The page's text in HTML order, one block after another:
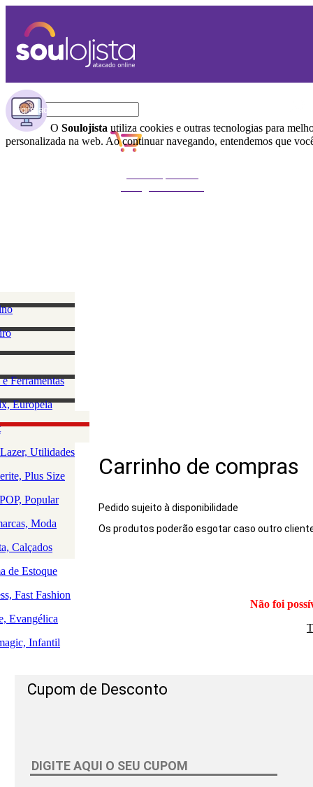
O Soulojista utiliza cookies e outras tecnologias para
personalizada na web. Ao continuar navegando, entendemos que
Acessórios
Masculino
e
Ferramentas
da Casa
Saúde
Europeia
Lingerie
Utilidades
Plus Size
Popular
Moda
Calçados
de Estoque
Fast Fashion
Evangélica
Infantil
Carrinho de compras
Pedido sujeito à disponibilidade
Os produtos poderão esgotar caso outro
Produto
Não foi
Cupom de Desconto